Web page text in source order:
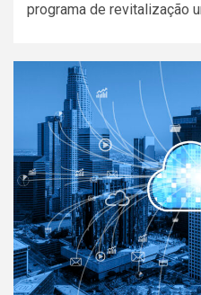
programa de revitalização